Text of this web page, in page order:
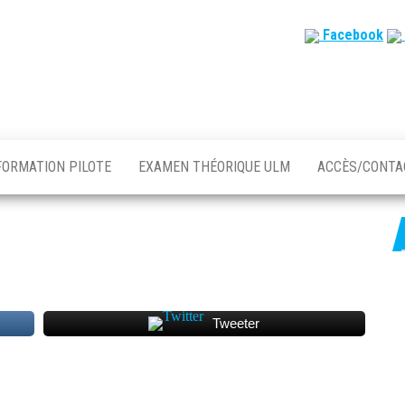
Facebook
PILOTE EXAMEN THÉORIQUE ULM ACCÈS/
Tweeter